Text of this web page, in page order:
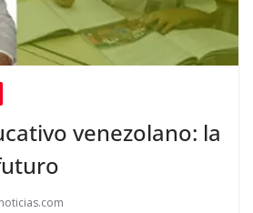
venezolano: la